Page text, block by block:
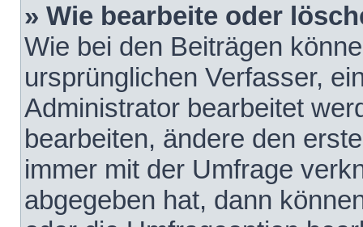
» Wie bearbeite oder
Wie bei den Beiträgen
ursprünglichen Verfasser,
Administrator bearbeitet
bearbeiten, ändere den
immer mit der Umfrage
abgegeben hat, dann